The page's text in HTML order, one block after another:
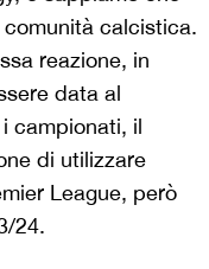
calcistica.
reazione, in
data al
campionati, il
di utilizzare
League, però
24.